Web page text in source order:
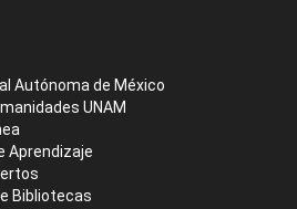
Autónoma de México
UNAM
Aprendizaje
Bibliotecas